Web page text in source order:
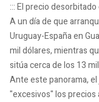
::: El precio
A un día de que
Uruguay-España en
mil dólares, mientras
sitúa cerca de los 13
Ante este panorama,
"excesivos" los